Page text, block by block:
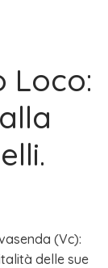
Loco:
(Vc):
delle sue